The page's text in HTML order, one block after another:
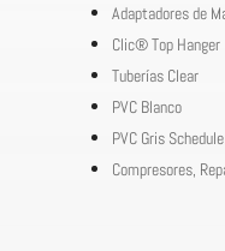
Adaptadores de
Clic® Top Hanger
Tuberías Clear
PVC Blanco
PVC Gris
Compresores,